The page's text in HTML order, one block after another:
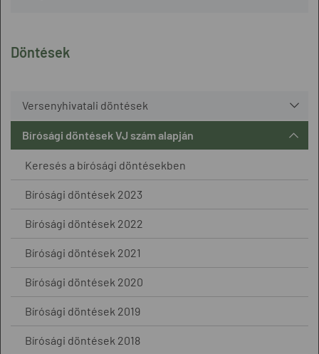
Döntések
Versenyhivatali döntések
Bírósági döntések VJ szám alapján
Keresés a bírósági döntésekben
Bírósági döntések 2023
Bírósági döntések 2022
Bírósági döntések 2021
Bírósági döntések 2020
Bírósági döntések 2019
Bírósági döntések 2018